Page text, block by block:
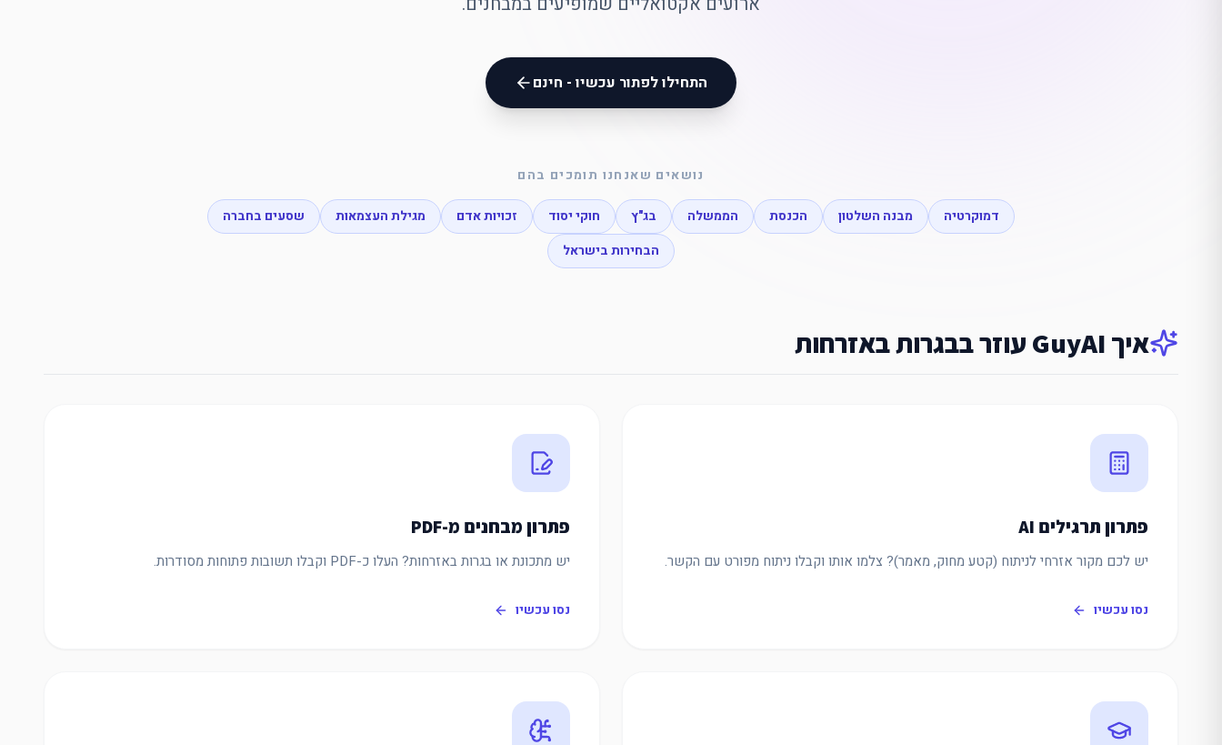
התחילו לפתור עכשיו - חינם
נושאים שאנחנו תומכים בהם
דמוקרטיה מבנה השלטון הכנסת הממשלה בג"ץ חוקי יסוד זכויות אדם מגילת העצמאות
שסעים בחברה
הבחירות בישראל
איך GuyAI עוזר ב בגרות באזרחות
פתרון תרגילים AI
יש לכם מקור אזרחי לניתוח (קטע מחוק, מאמר)? צלמו אותו וקבלו ניתוח מפורט עם הקשר.
נסו עכשיו
פתרון מבחנים מ-PDF
יש מתכונת או בגרות באזרחות? העלו כ-PDF וקבלו תשובות פתוחות מסודרות.
נסו עכשיו